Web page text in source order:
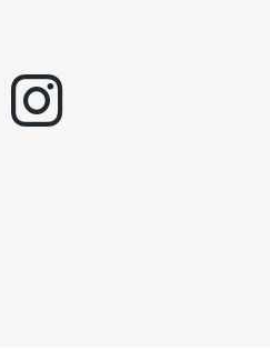
instagram